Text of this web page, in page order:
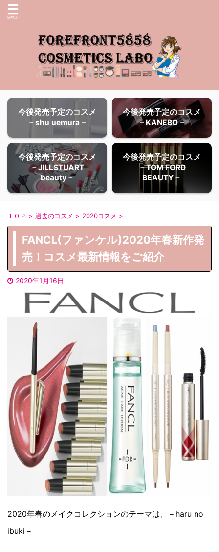
今後発売予定のコスメ
－shu uemura－
今後発売予定のコスメ
－KANEBO－
今後発売予定のコスメ
－JILLSTUART
beauty－
今後発売予定のコスメ
－TOM FORD
BEAUTY－
ＴＯＰ > 過去のコスメ > 2020コスメ >
FANCL(ファンケル)2020年春新作発
売！コスメ最新情報をご紹介
2020年1月16日
2020年春のメイクコレクションのテーマは、－haru no
ibuki－